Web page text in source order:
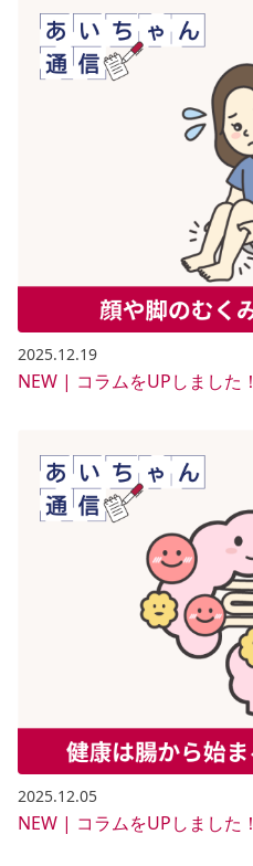
2025.12.19
NEW | コラムをUPしました！
2025.12.05
NEW | コラムをUPしました！